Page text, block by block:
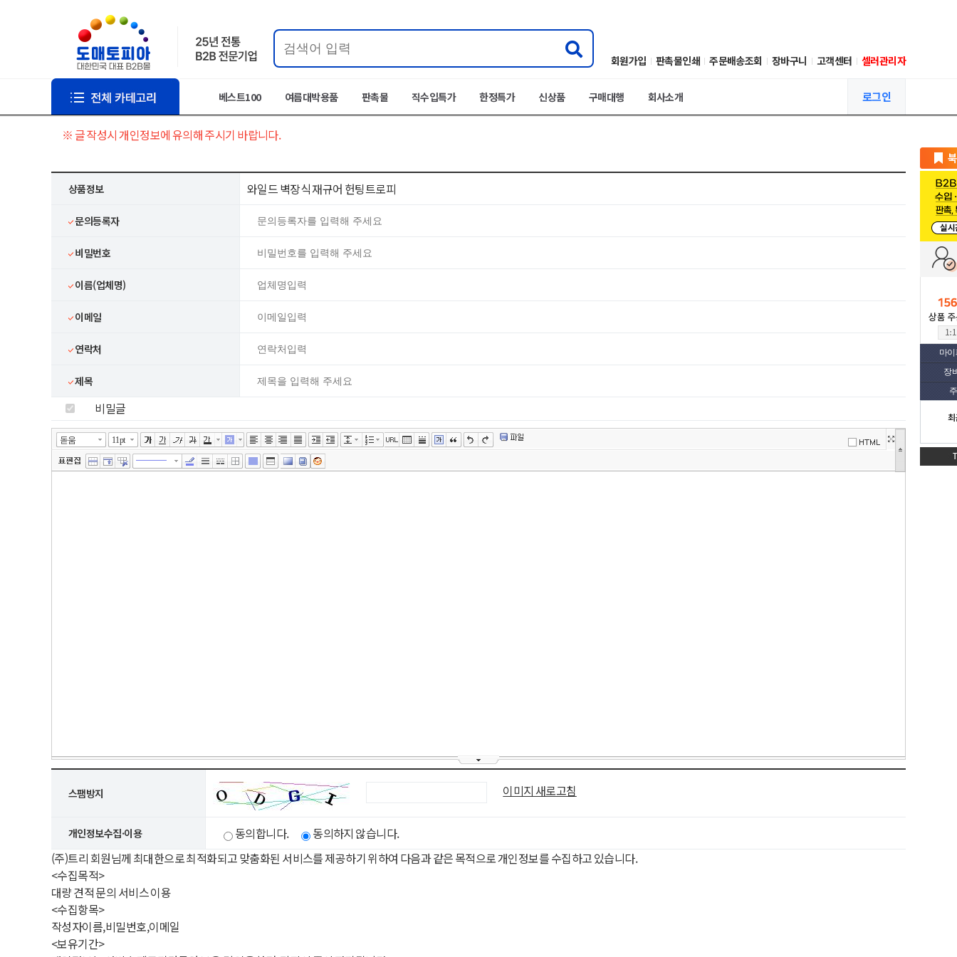
회원가입 판촉물인쇄 주문배송조회 장바구니 고객센터 셀러관리자
베스트100 여름대박용품 판촉물 직수입특가 한정특가 신상품 구매대행 회사소개 로그인
마
장
※ 글 작성시 개인정보에 유의해 주시기 바랍니다.
상품정보 와일드 벽장식 재규어 헌팅트로피
문의등록자
비밀번호
이름(업체명)
이메일
연락처
제목
비밀글
돋움 11pt
넓게쓰기
툴바 더보기
에디터
스팸방지 이미지 새로고침
개인정보수집·이용 동의합니다.
동의하지 않습니다.
(주)트리 회원님께 최대한으로 최적화되고 맞춤화된 서비스를 제공하기 위하여 다음과 같은 목적으로 개인정보를 수집하고 있습니다.
<수집목적>
대량 견적 문의 서비스 이용
<수집항목>
작성자이름,비밀번호,이메일
<보유기간>